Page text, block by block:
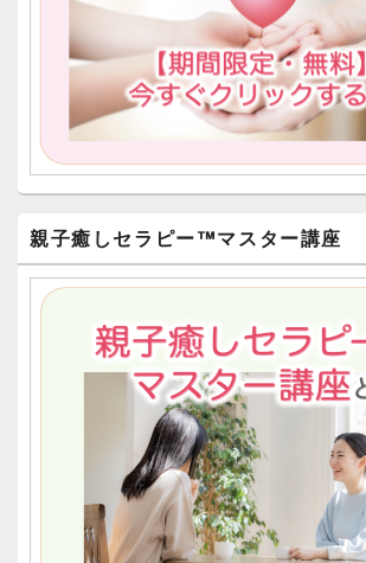
親子癒しセラピー™︎マスター講座